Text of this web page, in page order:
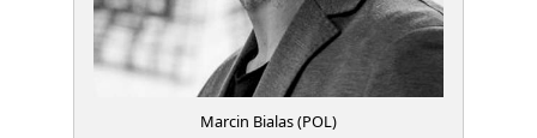
Marcin Bialas (POL)